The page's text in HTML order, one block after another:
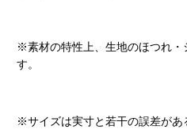
※素材の特性上、生地のほつれ・
す。
※サイズは実寸と若干の誤差があ